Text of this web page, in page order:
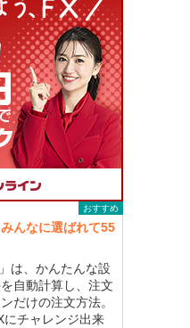
おすすめ
んなに選ばれて55
は、かんたんな設
自動計算し、注文
だけの注文方法。
チャレンジ出来